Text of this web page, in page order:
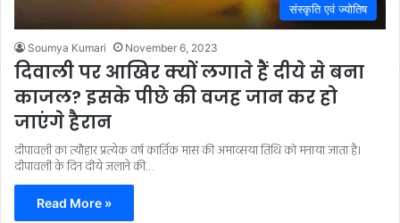
संस्कृति एवं ज्योतिष
Soumya Kumari November 6, 2023
दिवाली पर आखिर क्यों लगाते हैं दीये से बना
काजल? इसके पीछे की वजह जान कर हो
जाएंगे हैरान
दीपावली का त्यौहार प्रत्येक वर्ष कार्तिक मास की अमाव्सया तिथि को मनाया जाता है।
दीपावली के दिन दीये जलाने की…
Read More »